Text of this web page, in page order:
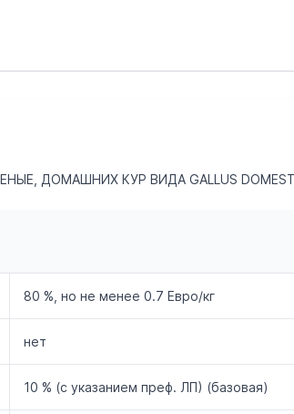
ДОМАШНИХ КУР ВИДА GALLUS
80 %, но не менее 0.7 Евро/кг
нет
10 % (с указанием преф. ЛП) (базовая)